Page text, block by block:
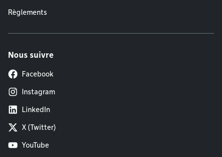
Règlements
Nous suivre
Facebook
Instagram
LinkedIn
X (Twitter)
YouTube